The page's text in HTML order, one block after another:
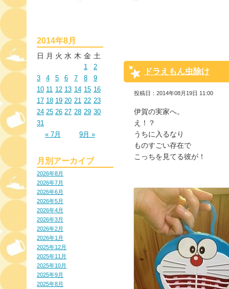
2014年8月
日 月 火 水 木 金 土
1
2
3
4 5 6 7 8
9
10 11 12 13 14 15 16
17 18 19 20 21 22 23
24 25 26 27 28 29 30
31
« 7月
9月 »
月別アーカイブ
2026年8月
2026年7月
2026年6月
2026年5月
2026年4月
2026年3月
2026年2月
2026年1月
2025年12月
2025年11月
2025年10月
2025年9月
2025年8月
ドラえもん虫除け
投稿日：2014年08月19日 11:00
伊賀の実家へ。
え！？
うちに入るなり
ものすごい存在で
こっちを見てる彼が！